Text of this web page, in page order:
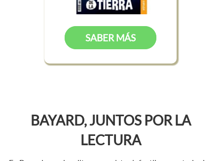
SABER MÁS
BAYARD, JUNTOS POR LA
LECTURA